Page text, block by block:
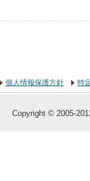
個人情報保護方針 特
Copyright © 2005-